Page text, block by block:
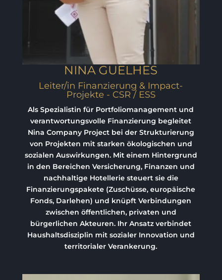
NINA GUELHES
Leiter/in Finanzierung & Impact-
Projekte - CSR / ESS
Als Spezialistin für Portfoliomanagement und
verantwortungsvolle Finanzierung begleitet
Nina Company Project bei der Strukturierung
von Projekten mit starken ökologischen und
sozialen Auswirkungen. Mit einem Hintergrund
in den Bereichen Versicherung, Finanzen und
nachhaltige Hotellerie steuert sie die
Finanzierungspakete (Zuschüsse, europäische
Fonds, Darlehen) und knüpft Verbindungen
zwischen öffentlichen, privaten und
bürgerlichen Akteuren. Ihr Ansatz verbindet
Haushaltsdisziplin mit sozialer Innovation und
territorialer Verankerung.